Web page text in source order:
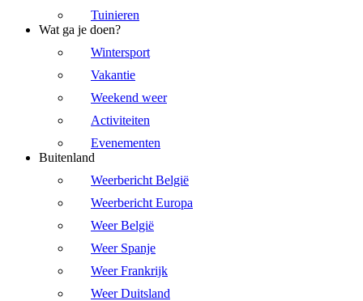
Tuinieren
Wat ga je doen?
Wintersport
Vakantie
Weekend weer
Activiteiten
Evenementen
Buitenland
Weerbericht België
Weerbericht Europa
Weer België
Weer Spanje
Weer Frankrijk
Weer Duitsland